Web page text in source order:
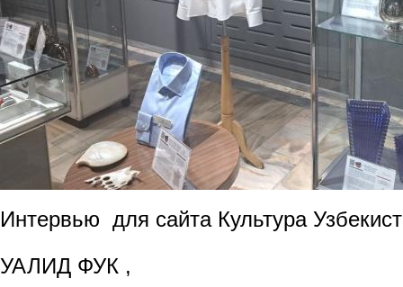
Интервью для сайта Культура
УАЛИД ФУК ,